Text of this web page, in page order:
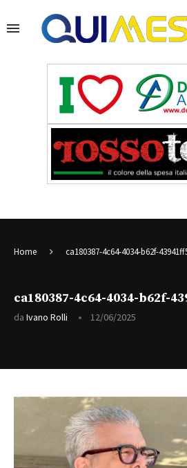
Home ca180387-4c64-4034-b62f-
ca180387-4c64-4034-b62f-
da Ivano Rolli 12/06/2025